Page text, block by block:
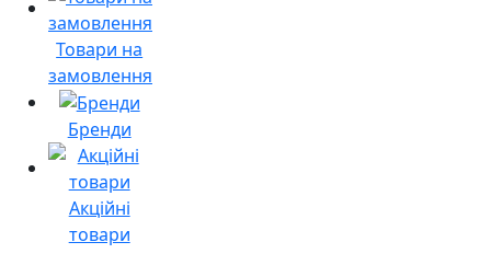
Товари на
замовлення
Бренди
Акційні
товари